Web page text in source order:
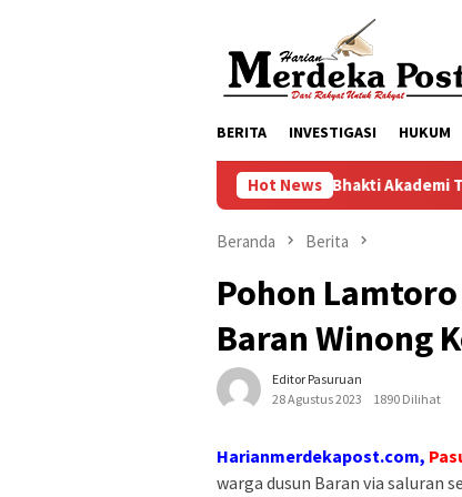
BERITA INVESTIGASI HUKUM
Hot News
Taruna Bhakti Akademi TNI 2026
Beranda Berita
Pohon
Baran Winong
Editor Pasuruan
28 Agustus 2023
1890 Dilihat
Harianmerdekapost.com,
warga dusun Baran via saluran